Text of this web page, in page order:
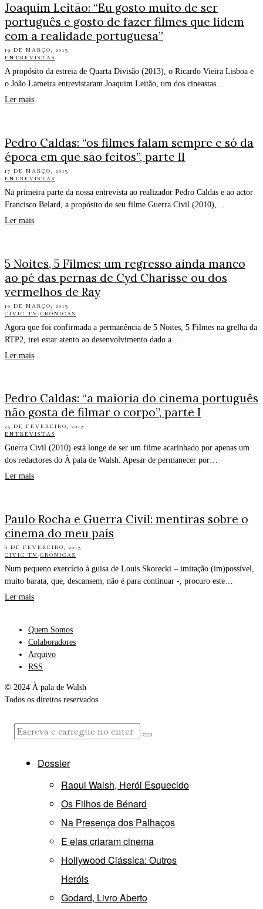
Joaquim Leitão: “Eu gosto muito de ser
português e gosto de fazer filmes que lidem
com a realidade portuguesa”
19 DE MARÇO, 2013
ENTREVISTAS
A propósito da estreia de Quarta Divisão (2013), o Ricardo Vieira Lisboa e
o João Lameira entrevistaram Joaquim Leitão, um dos cineastas…
Ler mais
Pedro Caldas: “os filmes falam sempre e só da
época em que são feitos”, parte II
17 DE MARÇO, 2013
ENTREVISTAS
Na primeira parte da nossa entrevista ao realizador Pedro Caldas e ao actor
Francisco Belard, a propósito do seu filme Guerra Civil (2010),…
Ler mais
5 Noites, 5 Filmes: um regresso ainda manco
ao pé das pernas de Cyd Charisse ou dos
vermelhos de Ray
10 DE MARÇO, 2013
CIVIC TV·CRÓNICAS
Agora que foi confirmada a permanência de 5 Noites, 5 Filmes na grelha da
RTP2, irei estar atento ao desenvolvimento dado a…
Ler mais
Pedro Caldas: “a maioria do cinema português
não gosta de filmar o corpo”, parte I
25 DE FEVEREIRO, 2013
ENTREVISTAS
Guerra Civil (2010) está longe de ser um filme acarinhado por apenas um
dos redactores do À pala de Walsh. Apesar de permanecer por…
Ler mais
Paulo Rocha e Guerra Civil: mentiras sobre o
cinema do meu país
6 DE FEVEREIRO, 2013
CIVIC TV·CRÓNICAS
Num pequeno exercício à guisa de Louis Skorecki – imitação (im)possível,
muito barata, que, descansem, não é para continuar -, procuro este…
Ler mais
Quem Somos
Colaboradores
Arquivo
RSS
© 2024 À pala de Walsh
Todos os direitos reservados
Dossier
Raoul Walsh, Herói Esquecido
Os Filhos de Bénard
Na Presença dos Palhaços
E elas criaram cinema
Hollywood Clássica: Outros
Heróis
Godard, Livro Aberto